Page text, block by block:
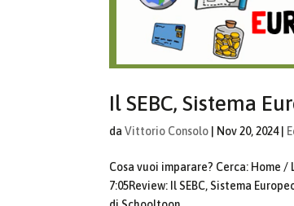
Il SEBC, Sistema
daVittorio Consolo Nov 20, 2024|
Cosa vuoi imparare? Cerca: Home
7:05Review: Il SEBC, Sistema